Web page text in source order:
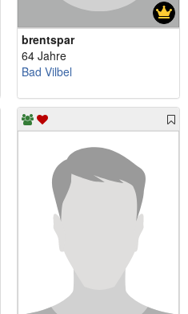
brentspar
64 Jahre
Bad Vilbel